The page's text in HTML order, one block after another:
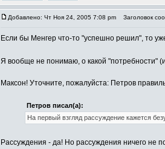
Добавлено: Чт Ноя 24, 2005 7:08 pm Заголовок
Если бы Менгер что-то "успешно решил", то
Я вообще не понимаю, о какой "потребности"
Максон! Уточните, пожалуйста: Петров
Петров писал(а):
На первый взгляд рассуждение кажется
Рассуждения - да! Но рассуждения ничего не